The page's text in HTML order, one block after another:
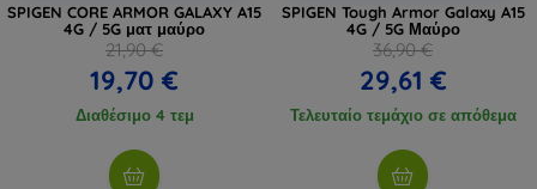
SPIGEN CORE ARMOR GALAXY A15
4G / 5G ματ μαύρο
21,90 €
19,70 €
Διαθέσιμο 4 τεμ
SPIGEN Tough Armor Galaxy A15
4G / 5G Μαύρο
36,90 €
29,61 €
Τελευταίο τεμάχιο σε απόθεμα